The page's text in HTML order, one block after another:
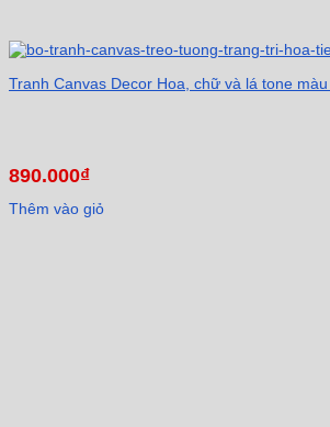
Tranh Canvas Decor Hoa, chữ và lá tone
890.000₫
Thêm vào giỏ